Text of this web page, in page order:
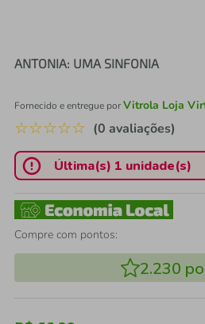
ANTONIA: UMA SINFONIA
Fornecido e entregue porVitrola Loja
☆☆☆☆☆ (0 avaliações)
Última(s) 1 unidade(s)
Compre com pontos:
2.230